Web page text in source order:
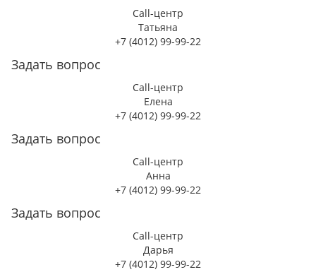
Call-центр
Татьяна
+7 (4012) 99-99-22
Задать вопрос
Call-центр
Елена
+7 (4012) 99-99-22
Задать вопрос
Call-центр
Анна
+7 (4012) 99-99-22
Задать вопрос
Call-центр
Дарья
+7 (4012) 99-99-22